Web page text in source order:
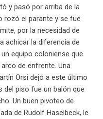
y pasó por arriba de la
rozó el parante y se fue
por la necesidad de
achicar la diferencia de
equipo coloniense que
de enfrente. Una
Orsi dejó a este último
del piso fue un balón que
Un buen pivoteo de
de Rudolf Haselbeck, le